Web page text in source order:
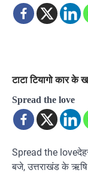
टाटा टियागो कार के
Spread the love
Spread the
बजे, उत्तराखंड के ऋषि